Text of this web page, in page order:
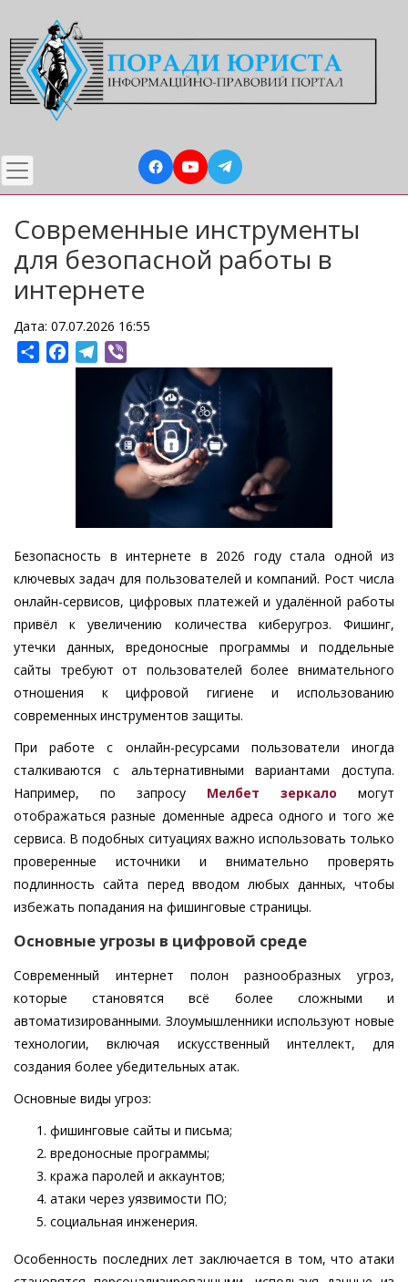
до
основного
вмісту
Современные инструменты
для безопасной работы в
интернете
Дата: 07.07.2026 16:55
ShareFacebookTelegram
Безопасность в интернете в 2026 году стала одной из
ключевых задач для пользователей и компаний. Рост числа
онлайн-сервисов, цифровых платежей и удалённой работы
привёл к увеличению количества киберугроз. Фишинг,
утечки данных, вредоносные программы и поддельные
сайты требуют от пользователей более внимательного
отношения к цифровой гигиене и использованию
современных инструментов защиты.
При работе с онлайн-ресурсами пользователи иногда
сталкиваются с альтернативными вариантами доступа.
Например, по запросу Мелбет зеркало могут
отображаться разные доменные адреса одного и того же
сервиса. В подобных ситуациях важно использовать только
проверенные источники и внимательно проверять
подлинность сайта перед вводом любых данных, чтобы
избежать попадания на фишинговые страницы.
Основные угрозы в цифровой среде
Современный интернет полон разнообразных угроз,
которые становятся всё более сложными и
автоматизированными. Злоумышленники используют новые
технологии, включая искусственный интеллект, для
создания более убедительных атак.
Основные виды угроз:
фишинговые сайты и письма;
вредоносные программы;
кража паролей и аккаунтов;
атаки через уязвимости ПО;
социальная инженерия.
Особенность последних лет заключается в том, что атаки